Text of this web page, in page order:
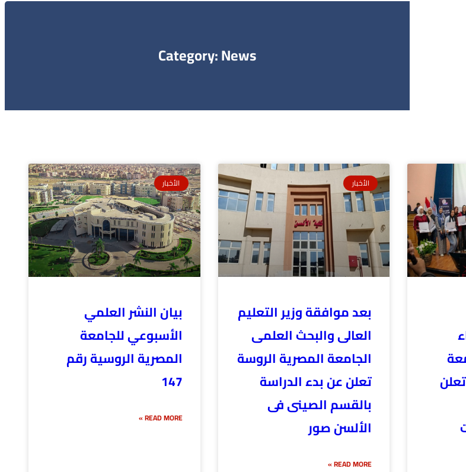
Category: News
الأخبار
بعد موافقة وزير التعليم
العالى والبحث العلمى
الجامعة المصرية الروسة
تعلن عن بدء الدراسة
بالقسم الصينى فى
الألسن صور
READ MORE »
الأخبار
بيان النشر العلمي
الأسبوعي للجامعة
المصرية الروسية رقم
147
READ MORE »